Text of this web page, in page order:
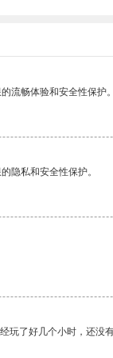
流畅体验和安全性保护。
隐私和安全性保护。
玩了好几个小时，还没有